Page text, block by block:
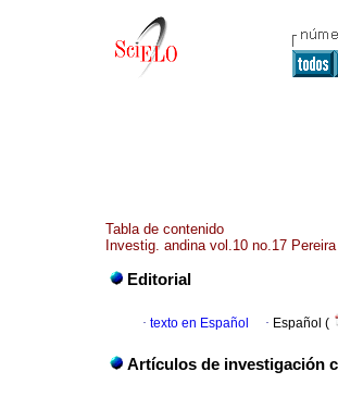
Tabla de contenido
Investig. andina vol.10 no.17
Editorial
· texto en Español · Español (
Artículos de investigación